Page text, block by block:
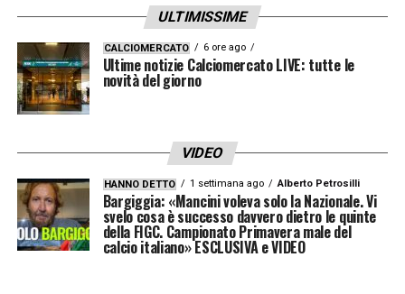
ULTIMISSIME
CALCIOMERCATO 6 ore ago
Ultime notizie Calciomercato LIVE: tutte le
novità del giorno
VIDEO
HANNO DETTO 1 settimana ago Alberto Petrosilli
Bargiggia: «Mancini voleva solo la Nazionale. Vi
svelo cosa è successo davvero dietro le quinte
della FIGC. Campionato Primavera male del
calcio italiano» ESCLUSIVA e VIDEO